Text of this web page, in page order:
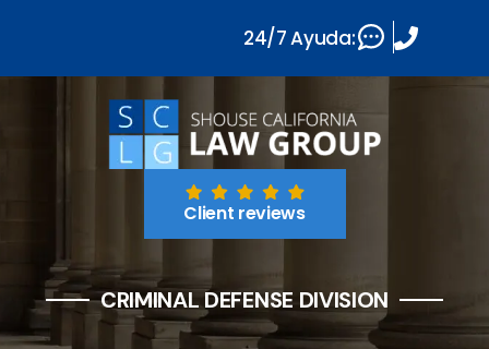
Client reviews
CRIMINAL DEFENSE DIVISION
24/7 Ayuda: